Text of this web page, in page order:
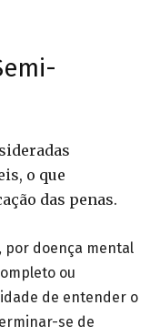
o que
das penas.
por doença mental
ou
de entender o
se de